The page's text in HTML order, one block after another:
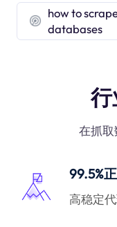
how to
databases
在抓
99.5%
高稳定